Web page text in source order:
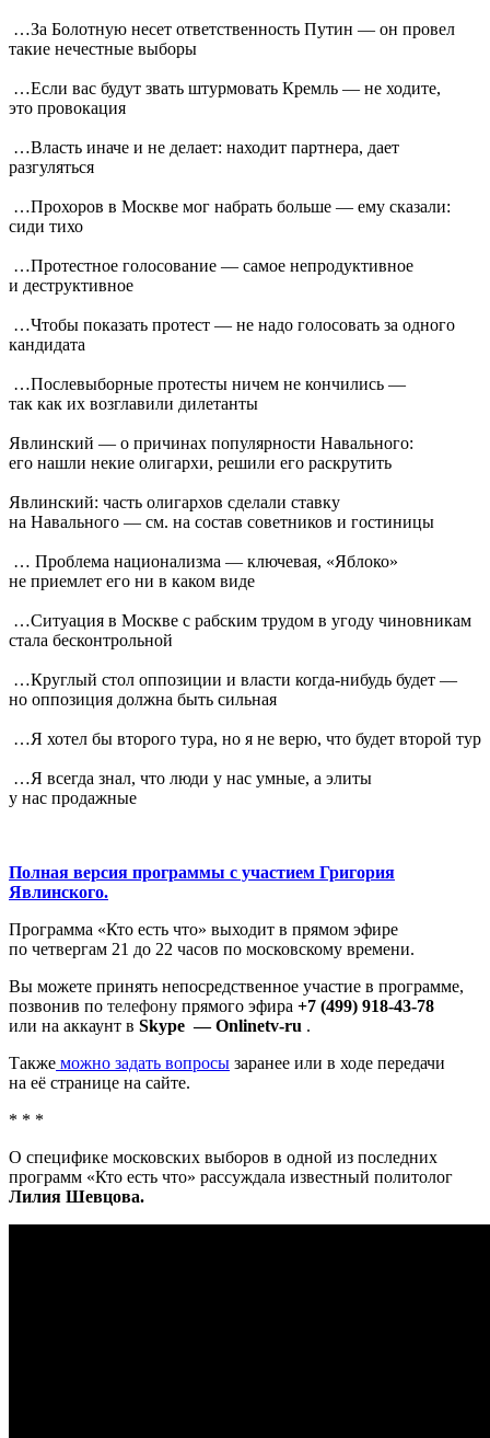
…За Болотную несет ответственность Путин — он провел
такие нечестные выборы
…Если вас будут звать штурмовать Кремль — не ходите,
это провокация
…Власть иначе и не делает: находит партнера, дает
разгуляться
…Прохоров в Москве мог набрать больше — ему сказали:
сиди тихо
…Протестное голосование — самое непродуктивное
и деструктивное
…Чтобы показать протест — не надо голосовать за одного
кандидата
…Послевыборные протесты ничем не кончились —
так как их возглавили дилетанты
Явлинский — о причинах популярности Навального:
его нашли некие олигархи, решили его раскрутить
Явлинский: часть олигархов сделали ставку
на Навального — см. на состав советников и гостиницы
… Проблема национализма — ключевая, «Яблоко»
не приемлет его ни в каком виде
…Ситуация в Москве с рабским трудом в угоду чиновникам
стала бесконтрольной
…Круглый стол оппозиции и власти когда-нибудь будет —
но оппозиция должна быть сильная
…Я хотел бы второго тура, но я не верю, что будет второй тур
…Я всегда знал, что люди у нас умные, а элиты
у нас продажные
Полная версия программы с участием Григория
Явлинского.
Программа «Кто есть что» выходит в прямом эфире
по четвергам 21 до 22 часов по московскому времени.
Вы можете принять непосредственное участие в программе,
позвонив по телефону прямого эфира +7 (499) 918-43-78
или на аккаунт в Skype — Onlinetv-ru .
Также можно задать вопросы заранее или в ходе передачи
на её странице на сайте.
* * *
О специфике московских выборов в одной из последних
программ «Кто есть что» рассуждала известный политолог
Лилия Шевцова.